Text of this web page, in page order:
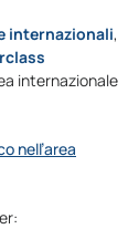
internazionali,
internazionale
nell’area